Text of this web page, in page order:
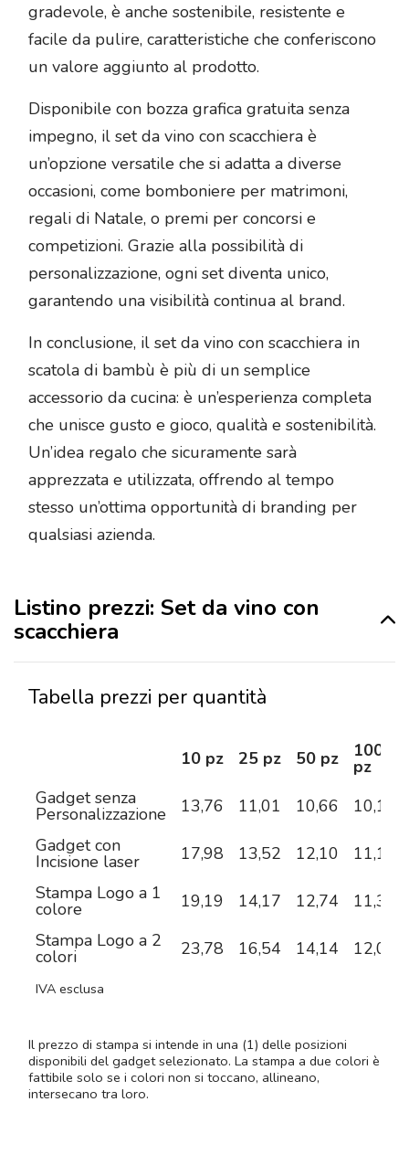
gradevole, è anche sostenibile, resistente e
facile da pulire, caratteristiche che conferiscono
un valore aggiunto al prodotto.
Disponibile con bozza grafica gratuita senza
impegno, il set da vino con scacchiera è
un’opzione versatile che si adatta a diverse
occasioni, come bomboniere per matrimoni,
regali di Natale, o premi per concorsi e
competizioni. Grazie alla possibilità di
personalizzazione, ogni set diventa unico,
garantendo una visibilità continua al brand.
In conclusione, il set da vino con scacchiera in
scatola di bambù è più di un semplice
accessorio da cucina: è un’esperienza completa
che unisce gusto e gioco, qualità e sostenibilità.
Un’idea regalo che sicuramente sarà
apprezzata e utilizzata, offrendo al tempo
stesso un’ottima opportunità di branding per
qualsiasi azienda.
Listino prezzi: Set da vino con
scacchiera
Tabella prezzi per quantità
10 pz 25 pz 50 pz 100
pz
Gadget senza
Personalizzazione 13,76 11,01 10,66
10,11
Gadget con
Incisione laser 17,98 13,52 12,10
11,12
Stampa Logo a 1
colore 19,19 14,17 12,74
11,32
Stampa Logo a 2
colori 23,78 16,54 14,14 12,05
IVA esclusa
Il prezzo di stampa si intende in una (1) delle posizioni
disponibili del gadget selezionato. La stampa a due colori è
fattibile solo se i colori non si toccano, allineano,
intersecano tra loro.